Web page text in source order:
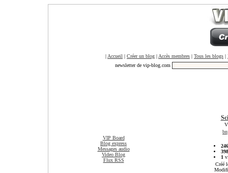
| Accueil | Créer un blog | Accès membres | Tous les blogs |
newsletter de vip-blog.com
VIP Board
Blog express
Messages audio
Video Blog
Flux RSS
398
1
Créé